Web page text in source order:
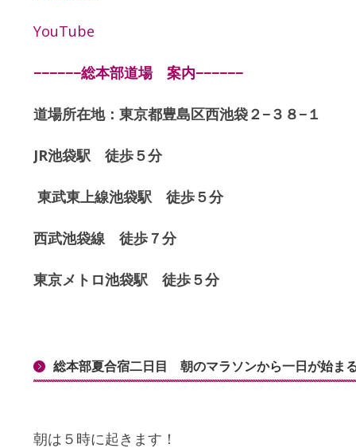
YouTube
−−−−−−総本部道場 案内−−−−−−
道場所在地：東京都豊島区西池袋２−３８−１
JR池袋駅 徒歩５分
東武東上線池袋駅 徒歩５分
西武池袋線 徒歩７分
東京メトロ池袋駅 徒歩５分
総本部夏合宿二日目 朝のマラソンから一日が始ま
朝は５時に起きます！